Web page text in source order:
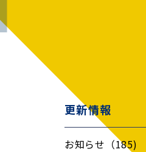
更新情報
お知らせ（185)